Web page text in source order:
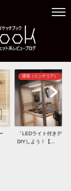
環境（インテリア）
「LEDライト付きディ
DIYしよう！【...